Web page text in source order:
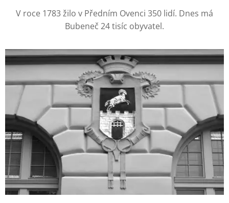
V roce 1783 žilo v Předním Ovenci 350 lidí. Dnes má
Bubeneč 24 tisíc obyvatel.